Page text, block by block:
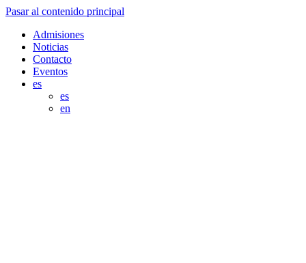
Pasar al contenido principal
Admisiones
Noticias
Contacto
Eventos
es
es
en